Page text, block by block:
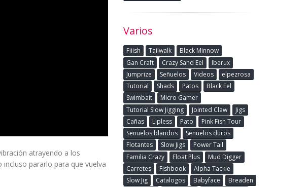
atrayendo a los
pararlo para que vuelva
Varios
Fiiish Tailwalk
Black Minnow
Gan Craft
Crazy Sand Eel
Iberux
Jumprize
Señuelos Videos
elpezrosa
Tutorial
Shads Patos
Black Eel
Swimbait
Micro Gamer
Tutorial Slow Jigging
Jointed Claw
Jigs
Cañas
Lipless Pato
Pink Fish Tour
Señuelos blandos
Señuelos duros
Flotantes
Slow Jigs
Power Tail
Familia Crazy
Float Plus
Mud Digger
Carretes
Fishbook
Alpha Tackle
Slow Jig
Catalogos Babyface
Breaden